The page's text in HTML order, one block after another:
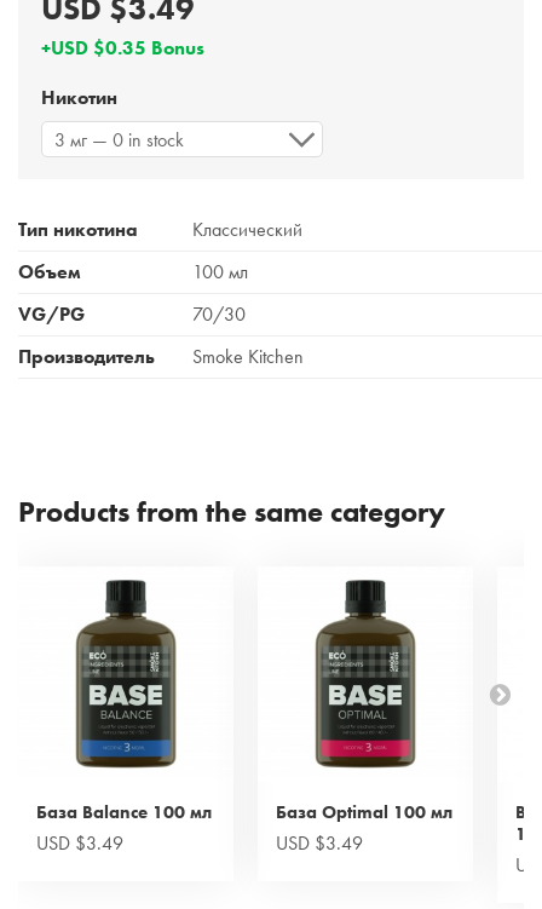
USD $3.49
+USD $0.35 Bonus
Никотин
3 мг — 0 in stock
Тип никотина
Классический
Объем
100 мл
VG/PG
70/30
Производитель
Smoke Kitchen
Products from the same category
База Balance 100 мл
USD $3.49
База Optimal 100 мл
USD $3.49